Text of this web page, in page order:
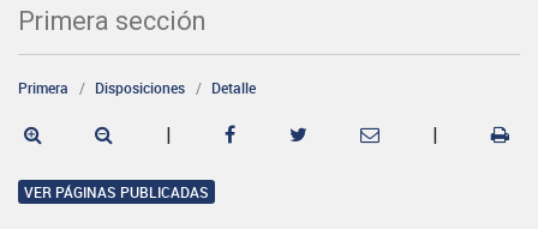
Primera sección
Primera Disposiciones Detalle
| |
VER PÁGINAS PUBLICADAS